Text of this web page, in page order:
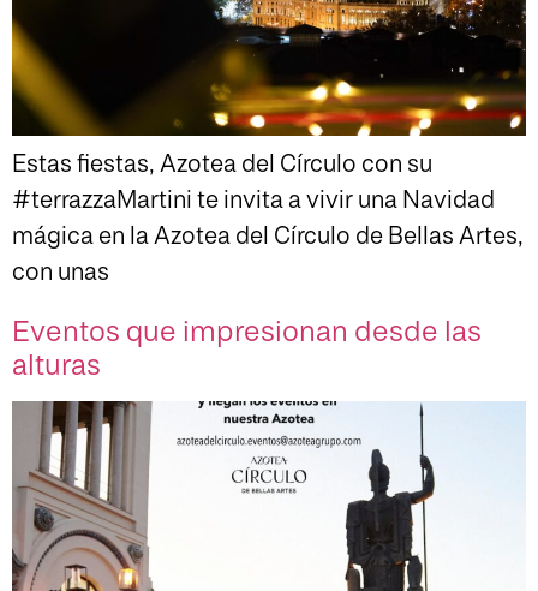
Estas fiestas, Azotea del Círculo con su
#terrazzaMartini te invita a vivir una Navidad
mágica en la Azotea del Círculo de Bellas Artes,
con unas
Eventos que impresionan desde las
alturas